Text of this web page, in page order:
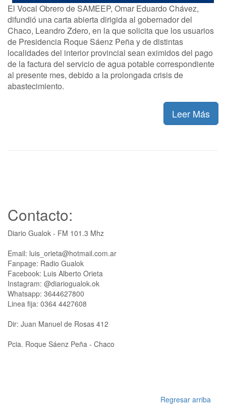
El Vocal Obrero de SAMEEP, Omar Eduardo Chávez,
difundió una carta abierta dirigida al gobernador del
Chaco, Leandro Zdero, en la que solicita que los usuarios
de Presidencia Roque Sáenz Peña y de distintas
localidades del interior provincial sean eximidos del pago
de la factura del servicio de agua potable correspondiente
al presente mes, debido a la prolongada crisis de
abastecimiento.
Leer Más
Contacto:
Diario Gualok - FM 101.3 Mhz
Email: luis_orieta@hotmail.com.ar
Fanpage: Radio Gualok
Facebook: Luis Alberto Orieta
Instagram: @diariogualok.ok
Whatsapp: 3644627800
Linea fija: 0364 4427608
Dir: Juan Manuel de Rosas 412
Pcia. Roque Sáenz Peña - Chaco
Regresar arriba